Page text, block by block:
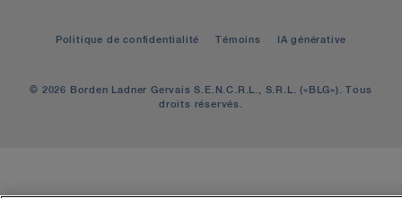
Politique de confidentialité Témoins IA générative
© 2026 Borden Ladner Gervais S.E.N.C.R.L., S.R.L. («BLG»). Tous
droits réservés.